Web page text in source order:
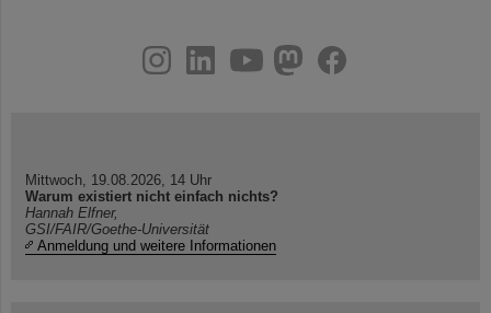
youtube
helmholtz.social
facebook
Mittwoch, 19.08.2026, 14 Uhr
Warum existiert nicht einfach nichts?
Hannah Elfner,
GSI/FAIR/Goethe-Universität
Anmeldung und weitere Informationen